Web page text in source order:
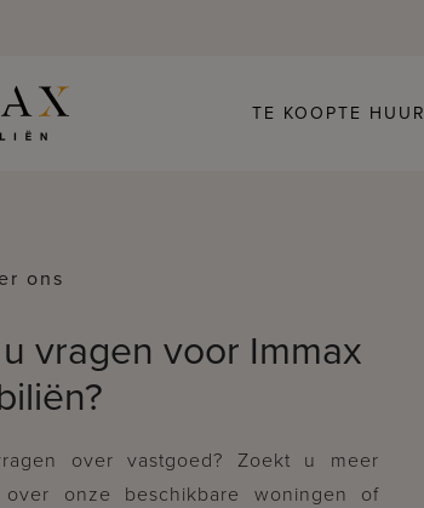
TE KOOPTE HUUR
ons
vragen voor Immax
over vastgoed? Zoekt u meer
over onze beschikbare woningen of